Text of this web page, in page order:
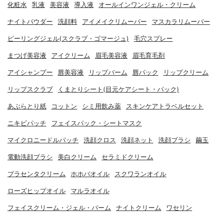
化粧水 乳液 美容液 導入液 オールインワンジェル・クリーム
ナイトパウダー 洗顔料 アイメイクリムーバー マスカラリムーバー
ピーリングジェル(スクラブ・ゴマージュ) 毛穴スプレー
まつげ美容液 アイクリーム 眉毛美容液 眉毛育毛剤
アイシャンプー 唇美容液 リップバーム 唇パック リップクリーム
リップスクラブ くまとりシート(目元ケアシート・パック)
あぶらとり紙 コットン シミ用飲み薬 スキンケアトラベルセット
ニキビパッチ フェイスパック・シートマスク
マイクロニードルパッチ 洗顔クロス 洗顔ネット 洗顔ブラシ 繭玉
電動洗顔ブラシ 美白クリーム セラミドクリーム
プラセンタクリーム ホホバオイル スクワランオイル
ローズヒップオイル マルラオイル
フェイスクリーム・ジェル・バーム ナイトクリーム ワセリン